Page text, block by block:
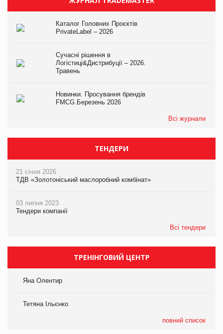
Каталог Головних Проєктів
PrivateLabel – 2026
Сучасні рішення в
Логістиці&Дистрибуції – 2026.
Травень
Новинки. Просування брендів
FMCG.Березень 2026
Всі журнали
ТЕНДЕРИ
21 січня 2026
ТДВ «Золотоніський маслоробний комбінат»
03 липня 2023
Тендери компанії
Всі тендери
ТРЕНІНГОВИЙ ЦЕНТР
Яна Олентир
Тетяна Ільєнко
повний список